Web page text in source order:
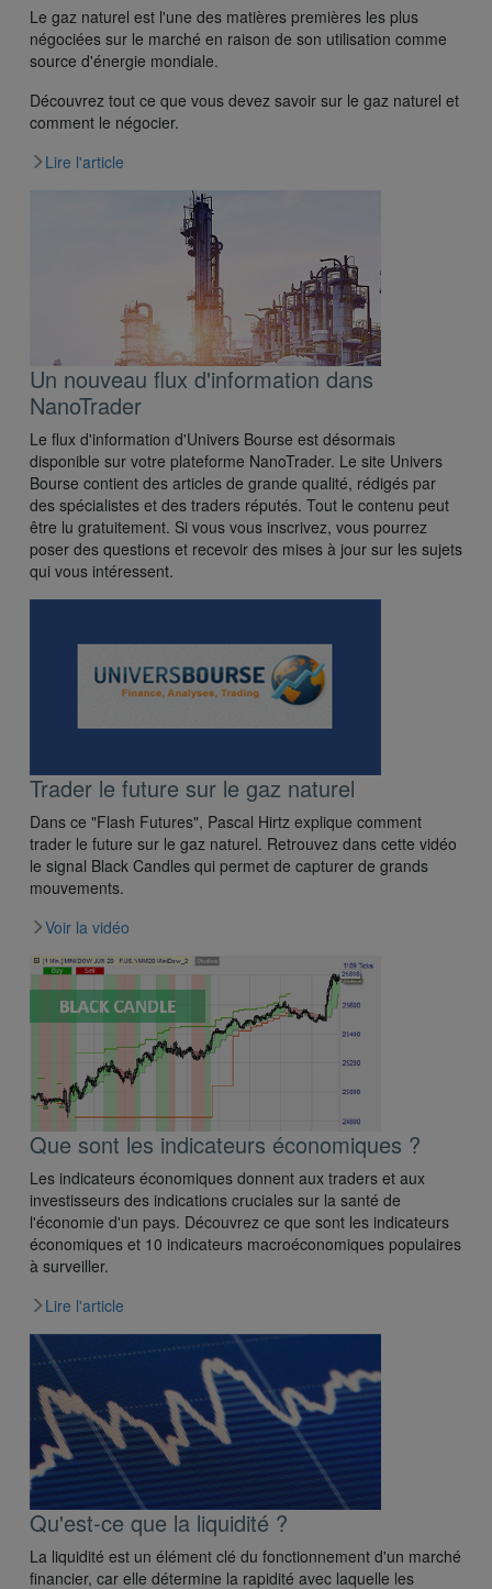
Le gaz naturel est l'une des matières premières les plus
négociées sur le marché en raison de son utilisation comme
source d'énergie mondiale.
Découvrez tout ce que vous devez savoir sur le gaz naturel et
comment le négocier.
Lire l'article
Un nouveau flux d'information dans
NanoTrader
Le flux d'information d'Univers Bourse est désormais
disponible sur votre plateforme NanoTrader. Le site Univers
Bourse contient des articles de grande qualité, rédigés par
des spécialistes et des traders réputés. Tout le contenu peut
être lu gratuitement. Si vous vous inscrivez, vous pourrez
poser des questions et recevoir des mises à jour sur les sujets
qui vous intéressent.
Trader le future sur le gaz naturel
Dans ce "Flash Futures", Pascal Hirtz explique comment
trader le future sur le gaz naturel. Retrouvez dans cette vidéo
le signal Black Candles qui permet de capturer de grands
mouvements.
Voir la vidéo
Que sont les indicateurs économiques ?
Les indicateurs économiques donnent aux traders et aux
investisseurs des indications cruciales sur la santé de
l'économie d'un pays. Découvrez ce que sont les indicateurs
économiques et 10 indicateurs macroéconomiques populaires
à surveiller.
Lire l'article
Qu'est-ce que la liquidité ?
La liquidité est un élément clé du fonctionnement d'un marché
financier, car elle détermine la rapidité avec laquelle les